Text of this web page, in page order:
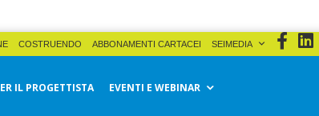
COSTRUENDO ABBONAMENTI CARTACEI SEIMEDIA
IL PROGETTISTA EVENTI E WEBINAR